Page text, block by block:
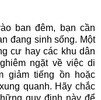
ban đêm, bạn cần
đang sinh sống. Một
cư hay các khu dân
ngặt về việc di
giảm tiếng ồn hoặc
quanh. Hãy chắc
quy định này để